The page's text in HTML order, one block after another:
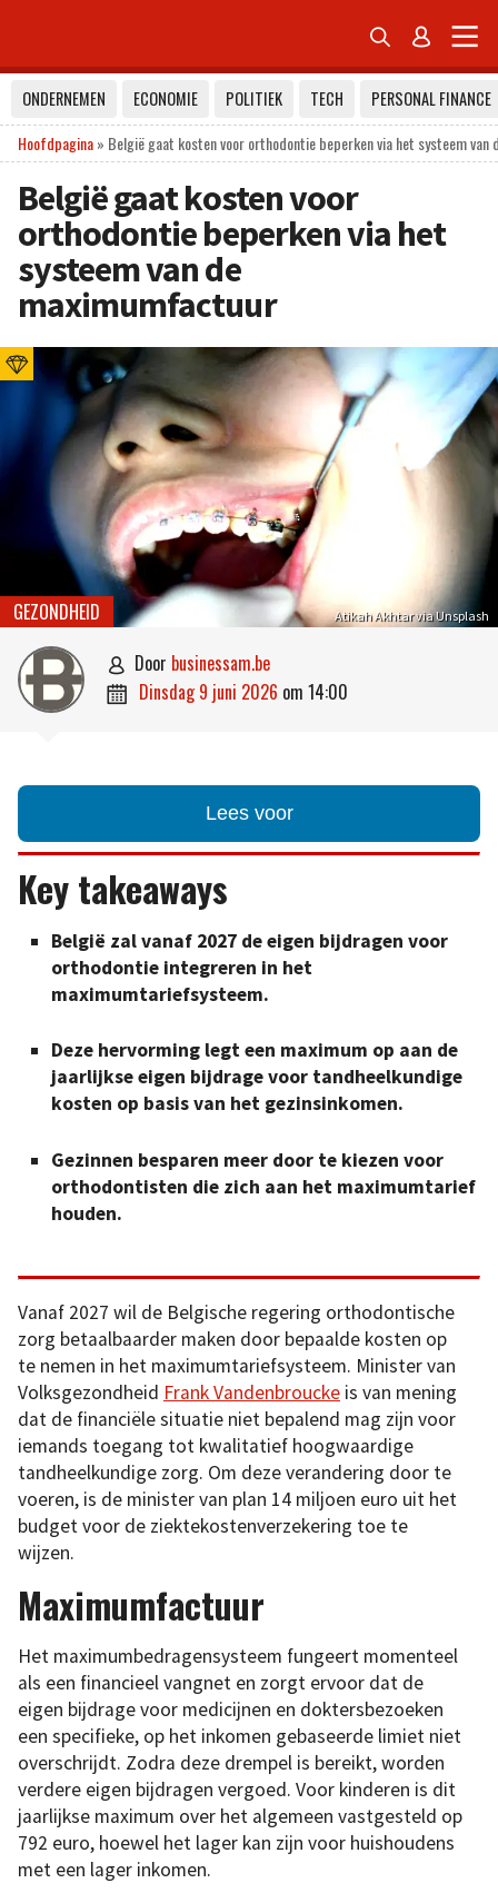
 
ONDERNEMEN ECONOMIE POLITIEK TECH
PERSONAL FINANCE
Hoofdpagina» België gaat kosten voor orthodontie beperken via het systeem
België gaat kosten voor
orthodontie beperken via het
systeem van de
maximumfactuur
Atikah Akhtar via Unsplash
GEZONDHEID
 door businessam.be
 dinsdag 9 juni 2026 om 14:00
Lees voor
Key takeaways
België zal vanaf 2027 de eigen bijdragen voor
orthodontie integreren in het
maximumtariefsysteem.
Deze hervorming legt een maximum op aan de
jaarlijkse eigen bijdrage voor tandheelkundige
kosten op basis van het gezinsinkomen.
Gezinnen besparen meer door te kiezen voor
orthodontisten die zich aan het maximumtarief
houden.
Vanaf 2027 wil de Belgische regering orthodontische
zorg betaalbaarder maken door bepaalde kosten op
te nemen in het maximumtariefsysteem. Minister van
Volksgezondheid Frank Vandenbroucke is van mening
dat de financiële situatie niet bepalend mag zijn voor
iemands toegang tot kwalitatief hoogwaardige
tandheelkundige zorg. Om deze verandering door te
voeren, is de minister van plan 14 miljoen euro uit het
budget voor de ziektekostenverzekering toe te
wijzen.
Maximumfactuur
Het maximumbedragensysteem fungeert momenteel
als een financieel vangnet en zorgt ervoor dat de
eigen bijdrage voor medicijnen en doktersbezoeken
een specifieke, op het inkomen gebaseerde limiet niet
overschrijdt. Zodra deze drempel is bereikt, worden
verdere eigen bijdragen vergoed. Voor kinderen is dit
jaarlijkse maximum over het algemeen vastgesteld op
792 euro, hoewel het lager kan zijn voor huishoudens
met een lager inkomen.